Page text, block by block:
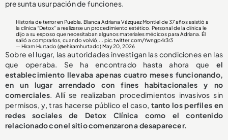
presunta usurpación de funciones.
Historia de terror en Puebla. Blanca Adriana Vázquez Montiel de 37 años asistió a
la clínica “Detox” a realizarse un procedimiento estético. Personal de la clínica le
dijo a su esposo que necesitaban algunos materiales médicos para Adriana. Él
salió a comprarlos, cuando volvió,...pic.twitter.com/Ywngp4r3r3
— Hiram Hurtado (@ehiramhurtado)May 20, 2026
Sobre el lugar, las autoridades investigan las condiciones en las
que operaba. Se ha encontrado hasta ahora que el
establecimiento llevaba apenas cuatro meses funcionando,
en un lugar arrendado con fines habitacionales y no
comerciales. Allí se realizaban procedimientos invasivos sin
permisos, y, tras hacerse público el caso, tanto los perfiles en
redes sociales de Detox Clínica como el contenido
relacionado con el sitio comenzaron a desaparecer.